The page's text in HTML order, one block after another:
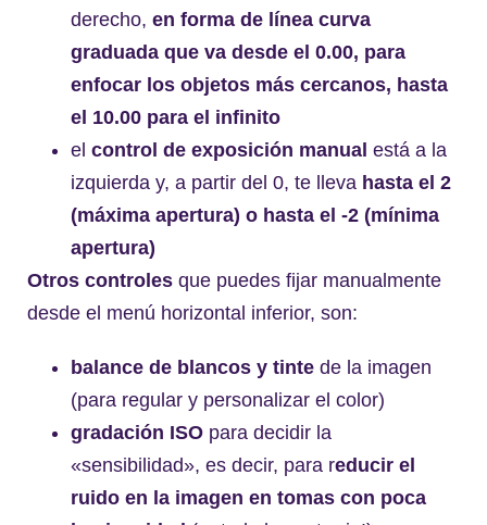
derecho, en forma de línea curva
graduada que va desde el 0.00, para
enfocar los objetos más cercanos, hasta
el 10.00 para el infinito
el control de exposición manual está a la
izquierda y, a partir del 0, te lleva hasta el 2
(máxima apertura) o hasta el -2 (mínima
apertura)
Otros controles que puedes fijar manualmente
desde el menú horizontal inferior, son:
balance de blancos y tinte de la imagen
(para regular y personalizar el color)
gradación ISO para decidir la
«sensibilidad», es decir, para reducir el
ruido en la imagen en tomas con poca